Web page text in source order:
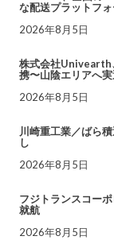
な配送プラットフ
2026年8月5日
株式会社Univearth
携〜山陰エリアへ
2026年8月5日
川崎重工業／ばら
し
2026年8月5日
フジトランスコー
就航
2026年8月5日